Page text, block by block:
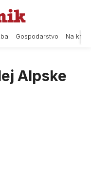
Gospodarstvo Na
Alpske